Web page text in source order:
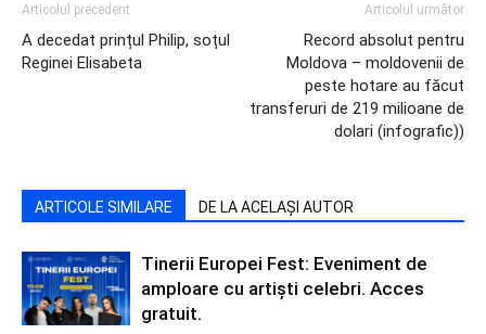
Articolul precedent
A decedat prințul Philip, soțul
Reginei Elisabeta
Articolul următor
Record absolut pentru
Moldova – moldovenii de
peste hotare au făcut
transferuri de 219 milioane de
dolari (infografic))
ARTICOLE SIMILARE DE LA ACELAȘI AUTOR
Tinerii Europei Fest: Eveniment de
amploare cu artiști celebri. Acces
gratuit.